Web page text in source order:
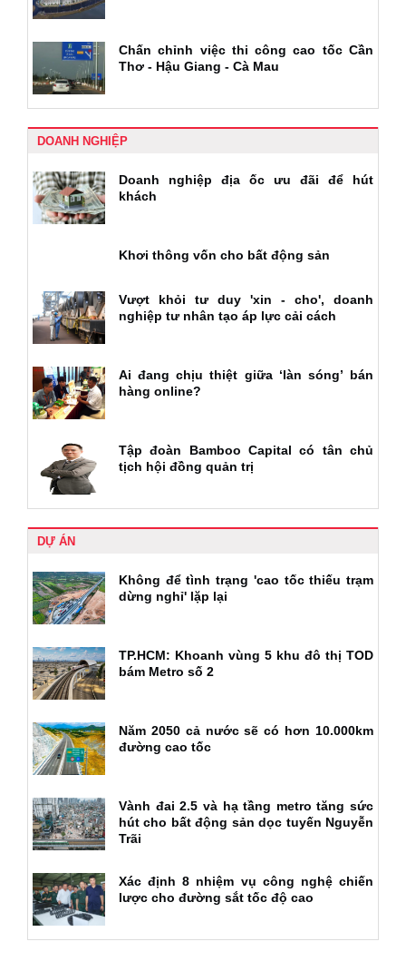
Chấn chỉnh việc thi công cao tốc Cần
Thơ - Hậu Giang - Cà Mau
DOANH NGHIỆP
Doanh nghiệp địa ốc ưu đãi để hút
khách
Khơi thông vốn cho bất động sản
Vượt khỏi tư duy 'xin - cho', doanh
nghiệp tư nhân tạo áp lực cải cách
Ai đang chịu thiệt giữa ‘làn sóng’ bán
hàng online?
Tập đoàn Bamboo Capital có tân chủ
tịch hội đồng quản trị
DỰ ÁN
Không để tình trạng 'cao tốc thiếu trạm
dừng nghỉ' lặp lại
TP.HCM: Khoanh vùng 5 khu đô thị TOD
bám Metro số 2
Năm 2050 cả nước sẽ có hơn 10.000km
đường cao tốc
Vành đai 2.5 và hạ tầng metro tăng sức
hút cho bất động sản dọc tuyến Nguyễn
Trãi
Xác định 8 nhiệm vụ công nghệ chiến
lược cho đường sắt tốc độ cao